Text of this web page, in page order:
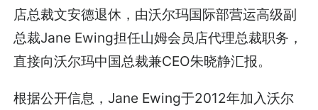
店总裁文安德退休，由沃尔玛国际部营运高级副
总裁Jane Ewing担任山姆会员店代理总裁职务，
直接向沃尔玛中国总裁兼CEO朱晓静汇报。
根据公开信息，Jane Ewing于2012年加入沃尔